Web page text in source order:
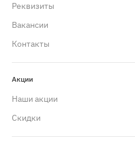
Реквизиты
Вакансии
Контакты
Акции
Наши акции
Скидки